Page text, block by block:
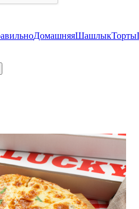
ДомашняяШашлыкТорты